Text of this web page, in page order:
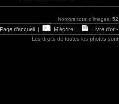
Nombre total d'images: 52
Page d’accueil | M’écrire |
Livre d'or
Les droits de toutes les photos